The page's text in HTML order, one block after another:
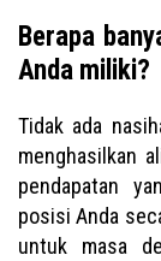
Berapa
Anda miliki?
Tidak ada
menghasilkan
pendapatan
posisi Anda
untuk masa